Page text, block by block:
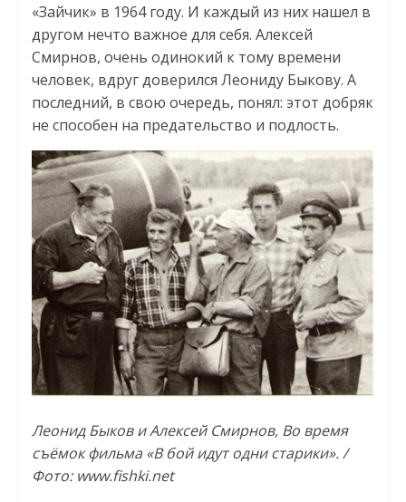
«Зайчик» в 1964 году. И каждый из них нашел в
другом нечто важное для себя. Алексей
Смирнов, очень одинокий к тому времени
человек, вдруг доверился Леониду Быкову. А
последний, в свою очередь, понял: этот добряк
не способен на предательство и подлость.
Леонид Быков и Алексей Смирнов, Во время
съёмок фильма «В бой идут одни старики». /
Фото: www.fishki.net